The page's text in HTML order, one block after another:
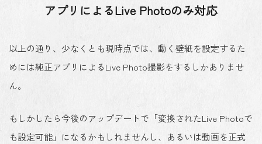
アプリによるLive Photoのみ対応
以上の通り、少なくとも現時点では、動く壁紙を設定するた
めには純正アプリによるLive Photo撮影をするしかありませ
ん。
もしかしたら今後のアップデートで「変換されたLive Photoで
も設定可能」になるかもしれませんし、あるいは動画を正式